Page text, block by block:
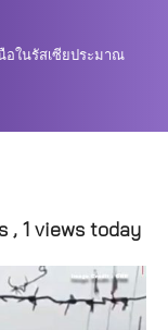
อในรัสเซียประมาณ
, 1 views today